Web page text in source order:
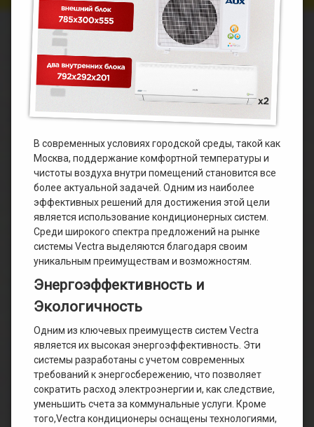
В современных условиях городской среды, такой как
Москва, поддержание комфортной температуры и
чистоты воздуха внутри помещений становится все
более актуальной задачей. Одним из наиболее
эффективных решений для достижения этой цели
является использование кондиционерных систем.
Среди широкого спектра предложений на рынке
системы Vectra выделяются благодаря своим
уникальным преимуществам и возможностям.
Энергоэффективность и
Экологичность
Одним из ключевых преимуществ систем Vectra
является их высокая энергоэффективность. Эти
системы разработаны с учетом современных
требований к энергосбережению, что позволяет
сократить расход электроэнергии и, как следствие,
уменьшить счета за коммунальные услуги. Кроме
того,Vectra кондиционеры оснащены технологиями,